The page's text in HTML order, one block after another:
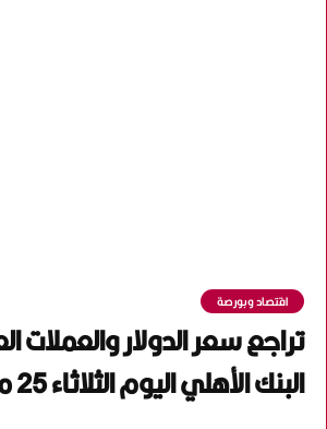
اقتصاد وبورصة
تراجع سعر الدولار والعملات
البنك الأهلي اليوم الثلاثاء 25 مارس 2025